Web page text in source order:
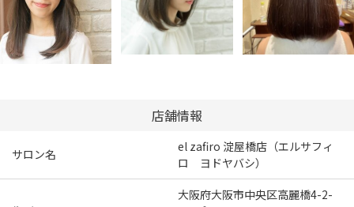
店舗情報
サロン名
el zafiro 淀屋橋店（エルサフィ
ロ ヨドヤバシ）
大阪府大阪市中央区高麗橋4-2-